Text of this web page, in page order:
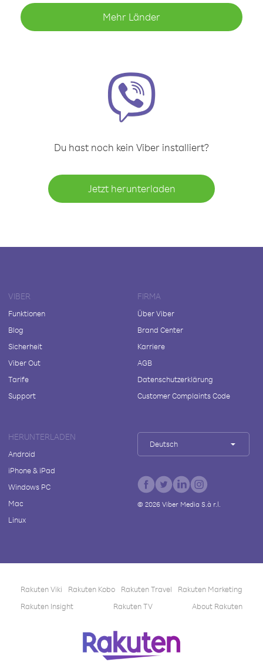
Mehr Länder
Du hast noch kein Viber installiert?
Jetzt herunterladen
VIBER
Funktionen
Blog
Sicherheit
Viber Out
Tarife
Support
FIRMA
Über Viber
Brand Center
Karriere
AGB
Datenschutzerklärung
Customer Complaints Code
HERUNTERLADEN
Android
iPhone & iPad
Windows PC
Mac
Linux
Deutsch
© 2026Viber Media S.à r.l.
Rakuten Viki Rakuten Kobo Rakuten Travel
Rakuten Marketing
Rakuten Insight
Rakuten TV About Rakuten